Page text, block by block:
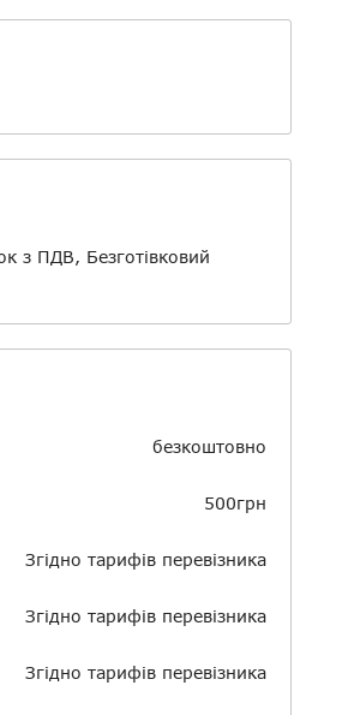
з ПДВ, Безготівковий
безкоштовно
500грн
Згідно тарифів перевізника
Згідно тарифів перевізника
Згідно тарифів перевізника